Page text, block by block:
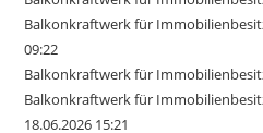
Balkonkraftwerk für
09:22
Balkonkraftwerk für
Balkonkraftwerk für
18.06.2026 15:21